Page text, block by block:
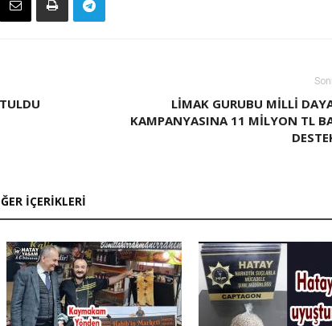
LİMAK GURUBU MİLLİ
KAMPANYASINA 11 MİLYON TL
İÇERIKLERI